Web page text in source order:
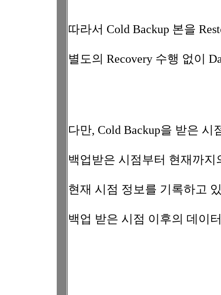
따라서 Cold Backup 본을
별도의 Recovery 수행 없이
다만, Cold Backup을 받은
백업받은 시점부터 현재까지
현재 시점 정보를 기록하고
백업 받은 시점 이후의 데이